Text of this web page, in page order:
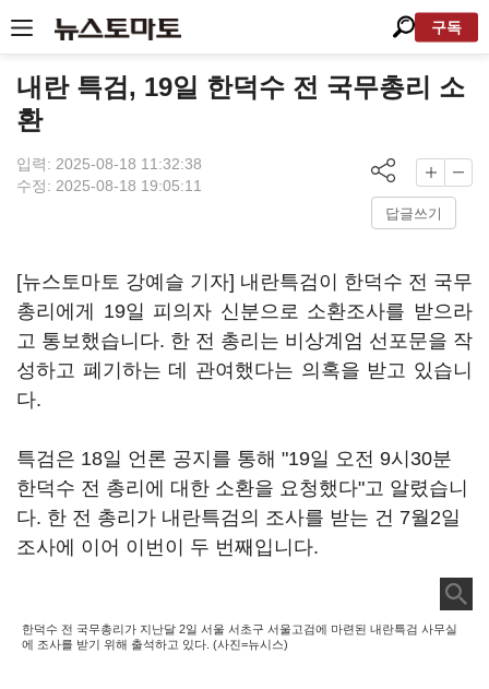
구독
내란 특검, 19일 한덕수 전 국무총리 소
환
입력: 2025-08-18 11:32:38
수정: 2025-08-18 19:05:11
답글쓰기
[뉴스토마토 강예슬 기자] 내란특검이 한덕수 전 국무
총리에게 19일 피의자 신분으로 소환조사를 받으라
고 통보했습니다. 한 전 총리는 비상계엄 선포문을 작
성하고 폐기하는 데 관여했다는 의혹을 받고 있습니
다.
특검은 18일 언론 공지를 통해 "19일 오전 9시30분
한덕수 전 총리에 대한 소환을 요청했다"고 알렸습니
다. 한 전 총리가 내란특검의 조사를 받는 건 7월2일
조사에 이어 이번이 두 번째입니다.
한덕수 전 국무총리가 지난달 2일 서울 서초구 서울고검에 마련된 내란특검 사무실
에 조사를 받기 위해 출석하고 있다. (사진=뉴시스)